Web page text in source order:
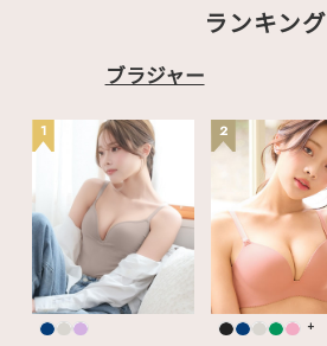
ランキング
ブラジャー
1 2
+